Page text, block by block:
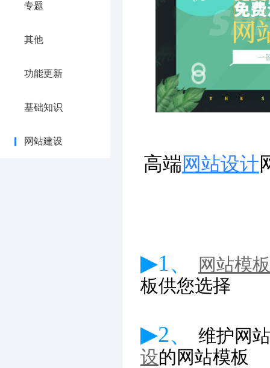
专题
其他
功能更新
基础知识
网站建设
高端网站设计
▶1、
网站模板
板供您选择
▶2、
维护网
设的网站模板